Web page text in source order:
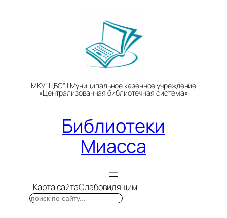
МКУ "ЦБС" | Муниципальное казенное учреждение
«Централизованная библиотечная система»
Библиотеки
Миасса
Карта сайтаСлабовидящим
Поиск